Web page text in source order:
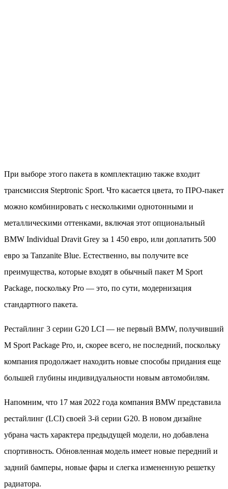
При выборе этого пакета в комплектацию также входит
трансмиссия Steptronic Sport. Что касается цвета, то ПРО-пакет
можно комбинировать с несколькими однотонными и
металлическими оттенками, включая этот опциональный
BMW Individual Dravit Grey за 1 450 евро, или доплатить 500
евро за Tanzanite Blue. Естественно, вы получите все
преимущества, которые входят в обычный пакет M Sport
Package, поскольку Pro — это, по сути, модернизация
стандартного пакета.
Рестайлинг 3 серии G20 LCI — не первый BMW, получивший
M Sport Package Pro, и, скорее всего, не последний, поскольку
компания продолжает находить новые способы придания еще
большей глубины индивидуальности новым автомобилям.
Напомним, что 17 мая 2022 года компания BMW представила
рестайлинг (LCI) своей 3-й серии G20. В новом дизайне
убрана часть характера предыдущей модели, но добавлена
спортивность. Обновленная модель имеет новые передний и
задний бамперы, новые фары и слегка измененную решетку
радиатора.